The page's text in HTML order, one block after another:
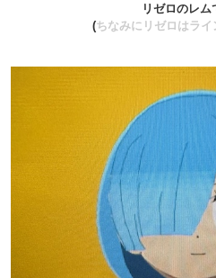
リゼロのレ
(ちなみにリゼロはラ